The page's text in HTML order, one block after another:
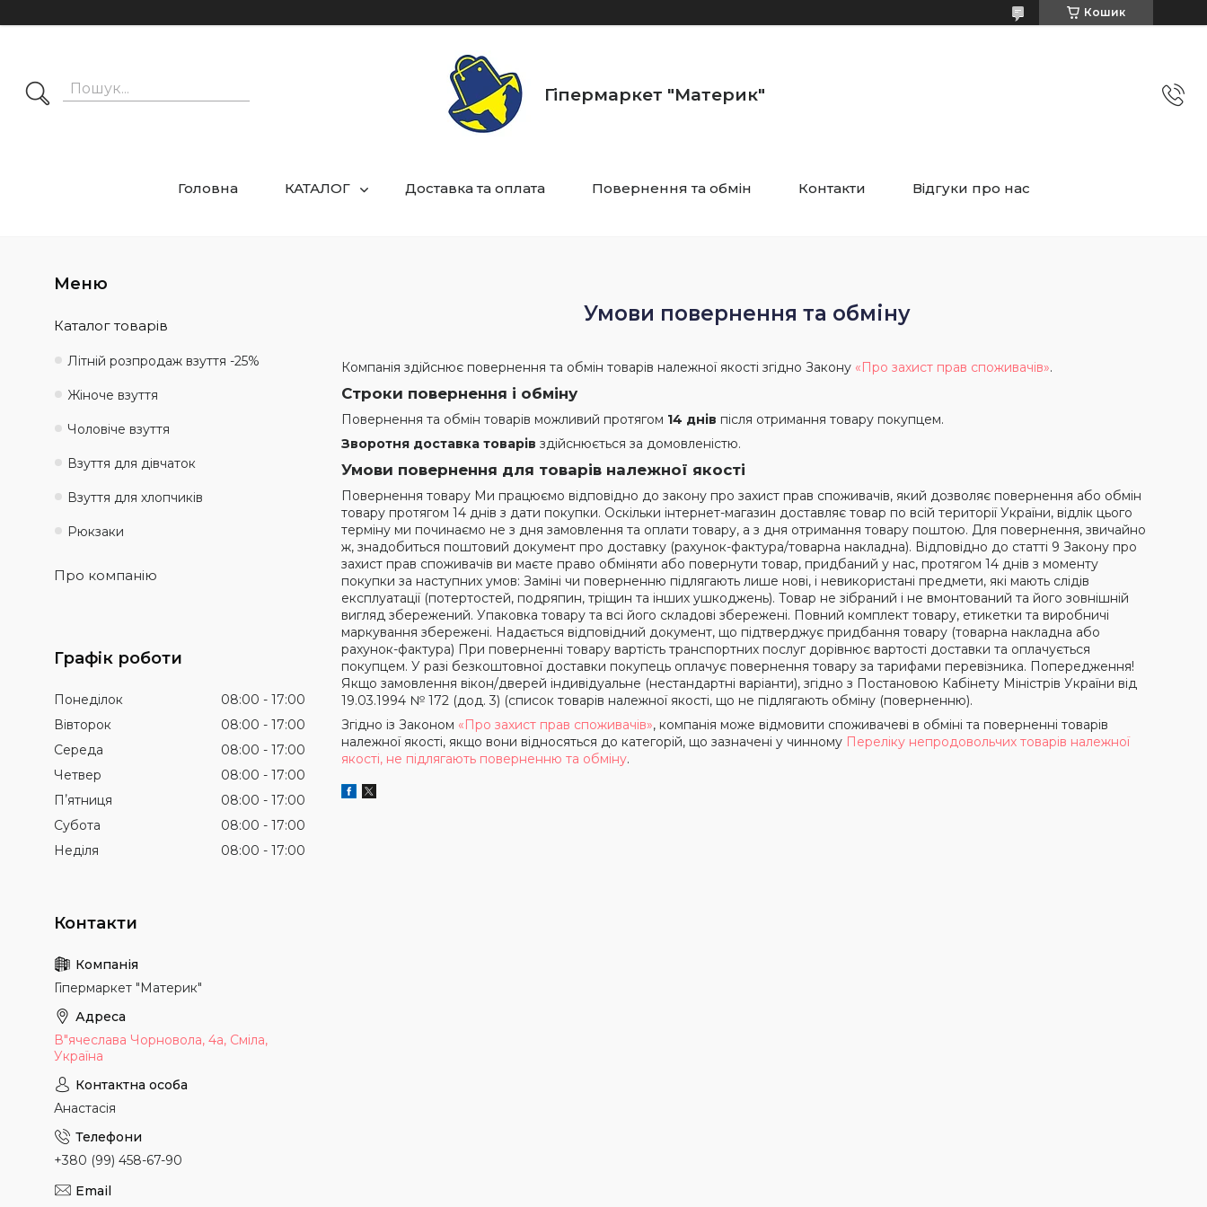
Кошик
Гіпермаркет "Материк"
Головна КАТАЛОГ Доставка та оплата Повернення та обмін Контакти Відгуки про нас
Умови повернення та обміну
Компанія здійснює повернення та обмін товарів належної якості згідно Закону «Про захист прав споживачів».
Строки повернення і обміну
Повернення та обмін товарів можливий протягом 14 днів після отримання товару покупцем.
Зворотня доставка товарів здійснюється за домовленістю.
Умови повернення для товарів належної якості
Повернення товару Ми працюємо відповідно до закону про захист прав споживачів, який дозволяє повернення або обмін
товару протягом 14 днів з дати покупки. Оскільки інтернет-магазин доставляє товар по всій території України, відлік цього
терміну ми починаємо не з дня замовлення та оплати товару, а з дня отримання товару поштою. Для повернення, звичайно
ж, знадобиться поштовий документ про доставку (рахунок-фактура/товарна накладна). Відповідно до статті 9 Закону про
захист прав споживачів ви маєте право обміняти або повернути товар, придбаний у нас, протягом 14 днів з моменту
покупки за наступних умов: Заміні чи поверненню підлягають лише нові, і невикористані предмети, які мають слідів
експлуатації (потертостей, подряпин, тріщин та інших ушкоджень). Товар не зібраний і не вмонтований та його зовнішній
вигляд збережений. Упаковка товару та всі його складові збережені. Повний комплект товару, етикетки та виробничі
маркування збережені. Надається відповідний документ, що підтверджує придбання товару (товарна накладна або
рахунок-фактура) При поверненні товару вартість транспортних послуг дорівнює вартості доставки та оплачується
покупцем. У разі безкоштовної доставки покупець оплачує повернення товару за тарифами перевізника. Попередження!
Якщо замовлення вікон/дверей індивідуальне (нестандартні варіанти), згідно з Постановою Кабінету Міністрів України від
19.03.1994 № 172 (дод. 3) (список товарів належної якості, що не підлягають обміну (поверненню).
Згідно із Законом «Про захист прав споживачів», компанія може відмовити споживачеві в обміні та поверненні товарів
належної якості, якщо вони відносяться до категорій, що зазначені у чинному Переліку непродовольчих товарів належної
якості, не підлягають поверненню та обміну.
Каталог товарів
Літній розпродаж взуття -25%
Жіноче взуття
Чоловіче взуття
Взуття для дівчаток
Взуття для хлопчиків
Рюкзаки
Про компанію
Графік роботи
Понеділок 08:00
17:00
Вівторок
08:00
17:00
Середа
08:00
17:00
Четвер
08:00
17:00
Пʼятниця
08:00
17:00
Субота
08:00
17:00
Неділя
08:00 17:00
Гіпермаркет "Материк"
В"ячеслава Чорновола, 4а, Сміла,
Україна
Анастасія
+380 (99) 458-67-90